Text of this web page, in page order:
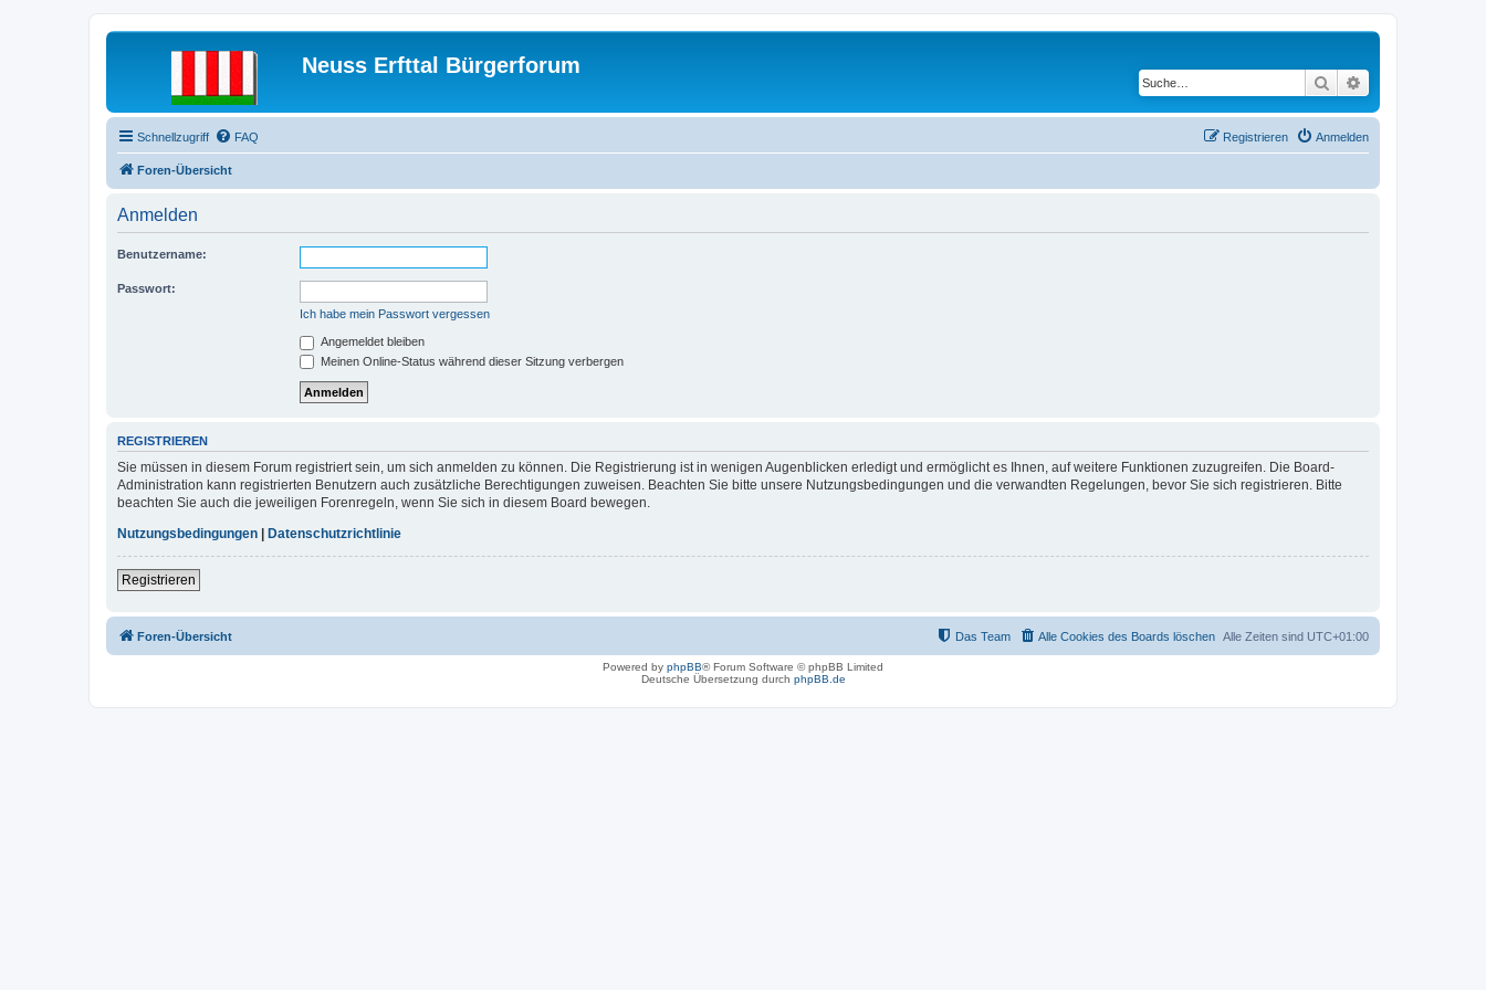
Neuss Erfttal Bürgerforum
Suche
Schnellzugriff FAQ Anmelden
Registrieren
Foren-Übersicht
Anmelden
Benutzername:
Passwort:
Ich habe mein Passwort vergessen
Angemeldet bleiben
Meinen Online-Status während dieser Sitzung verbergen
REGISTRIEREN
Sie müssen in diesem Forum registriert sein, um sich anmelden zu können. Die Registrierung ist in wenigen Augenblicken erledigt und ermöglicht es Ihnen, auf weitere Funktionen zuzugreifen. Die Board-
Administration kann registrierten Benutzern auch zusätzliche Berechtigungen zuweisen. Beachten Sie bitte unsere Nutzungsbedingungen und die verwandten Regelungen, bevor Sie sich registrieren. Bitte
beachten Sie auch die jeweiligen Forenregeln, wenn Sie sich in diesem Board bewegen.
Nutzungsbedingungen | Datenschutzrichtlinie
Registrieren
Foren-Übersicht Alle Zeiten sind UTC+01:00
Alle Cookies des Boards löschen
Das Team
Powered by phpBB® Forum Software © phpBB Limited
Deutsche Übersetzung durch phpBB.de